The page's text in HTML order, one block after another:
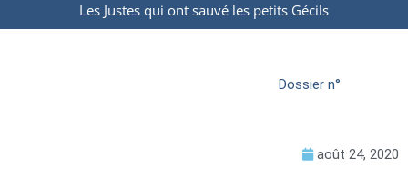
Les Justes qui ont sauvé les petits Gécils
Dossier n°
août 24, 2020